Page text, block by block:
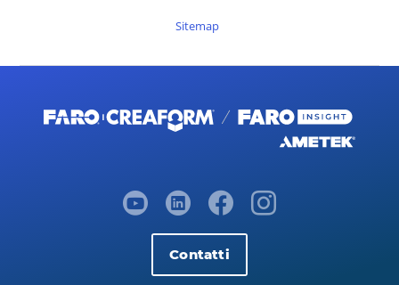
Sitemap
Contatti